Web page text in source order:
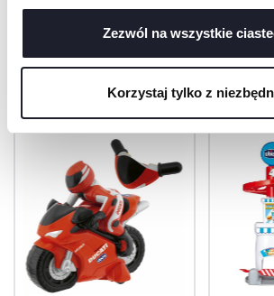
kliknij „Ustawienia”. Zamykając ten
zgodę na używanie wyłącznie
cookie, które są niezbędne dla żądanej
Zezwól na wszystkie
Korzystaj tylko z
PRODUKTY, KTÓRE